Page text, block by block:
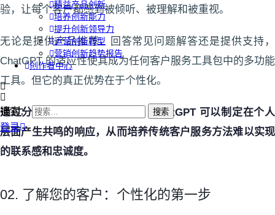
精益产品创新
培养创新能力
提升创新领导力
运营创新转型
营销创新趋势报告
创作者中心
搜索：
登录
验，让每个客户都感到被倾听、被理解和被重视。
无论是提供产品推荐、回答常见问题解答还是提供支持，
ChatGPT 的适应性使其成为任何客户服务工具包中的多功能
工具。但它的真正优势在于个性化。
通过分析客户互动中的数据点，ChatGPT 可以制定在个人
层面产生共鸣的响应，从而培养传统客户服务方法难以实现
的联系感和忠诚度。
02. 了解您的客户：个性化的第一步